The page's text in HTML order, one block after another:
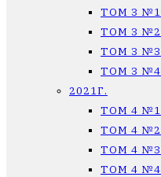
ТОМ 3 №1
ТОМ 3 №2
ТОМ 3 №3
ТОМ 3 №4
2021Г.
ТОМ 4 №1
ТОМ 4 №2
ТОМ 4 №3
ТОМ 4 №4